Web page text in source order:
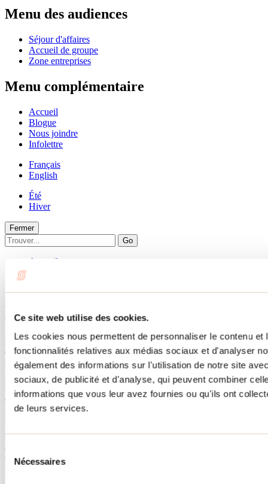
Ce site web utilise des cookies.
Les cookies nous permettent de personnaliser le contenu
fonctionnalités relatives aux médias sociaux et d'analyser
également des informations sur l'utilisation de notre site
sociaux, de publicité et d'analyse, qui peuvent combiner
informations que vous leur avez fournies ou qu'ils ont
de leurs services.
Sélection
Nécessaires
Menu des audiences
Séjour d'affaires
Accueil de groupe
Zone entreprises
Menu complémentaire
Accueil
Blogue
Nous joindre
Infolettre
Français
English
Été
Hiver
Fermer
Go
Accueil
Le Nordik
Mandeville
Chalets
Le Nordik
780 chemin du Lac-Deligny Est
Mandeville, QC J0K1L0
514 609-9399
No d'enregistrement304333
Besoin d'information?
Menu pied de page